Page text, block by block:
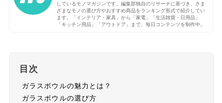
しているモノマガジンです。編集部独自のリサーチに基づき、さま
ざまなモノの選び方やおすすめ商品をランキング形式で紹介してい
ます。「インテリア・家具」から「家電」「生活雑貨・日用品」
「キッチン用品」「アウトドア」まで、毎日コンテンツを制作中。
目次
ガラスボウルの魅力とは？
ガラスボウルの選び方